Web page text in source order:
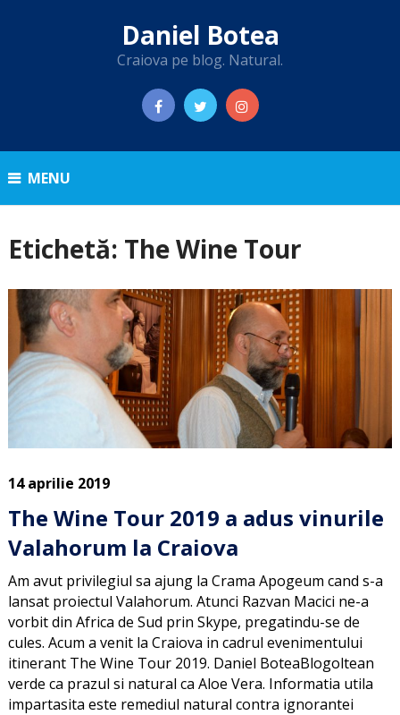
Daniel Botea
Craiova pe blog. Natural.
MENU
Etichetă: The Wine Tour
14 aprilie 2019
The Wine Tour 2019 a adus vinurile
Valahorum la Craiova
Am avut privilegiul sa ajung la Crama Apogeum cand s-a
lansat proiectul Valahorum. Atunci Razvan Macici ne-a
vorbit din Africa de Sud prin Skype, pregatindu-se de
cules. Acum a venit la Craiova in cadrul evenimentului
itinerant The Wine Tour 2019. Daniel BoteaBlogoltean
verde ca prazul si natural ca Aloe Vera. Informatia utila
impartasita este remediul natural contra ignorantei